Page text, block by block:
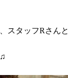
スタッフRさんと